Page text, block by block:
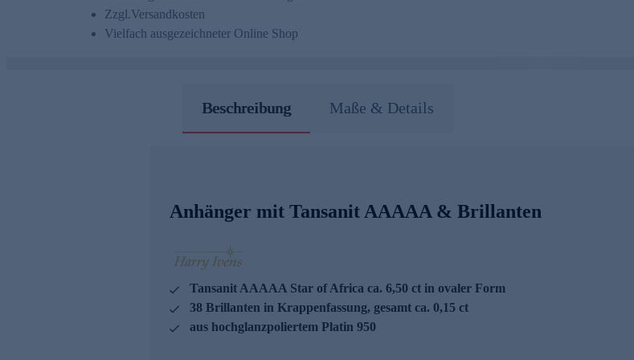
Zzgl.Versandkosten
Vielfach ausgezeichneter Online Shop
Beschreibung Maße & Details
Anhänger mit Tansanit AAAAA & Brillanten
Tansanit AAAAA Star of Africa ca. 6,50 ct in ovaler Form
38 Brillanten in Krappenfassung, gesamt ca. 0,15 ct
aus hochglanzpoliertem Platin 950